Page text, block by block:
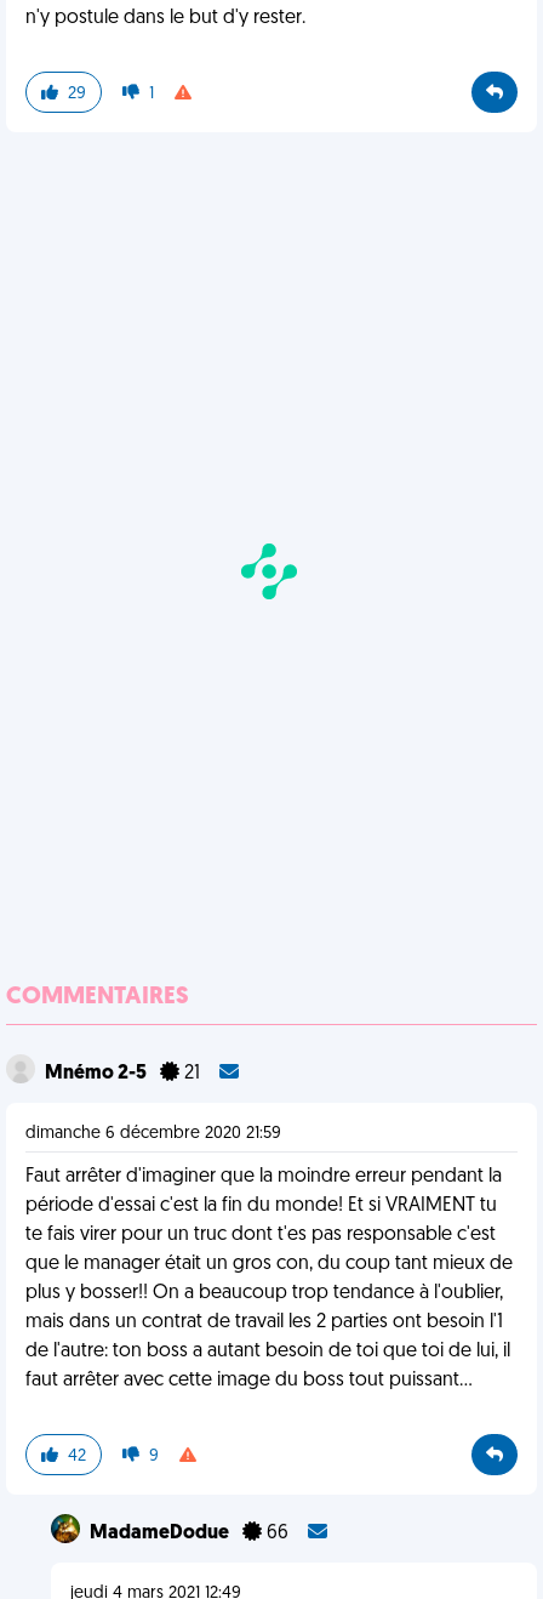
n'y postule dans le but d'y rester.
29 1
COMMENTAIRES
Mnémo 2-5 21
dimanche 6 décembre 2020 21:59
Faut arrêter d'imaginer que la moindre erreur pendant la
période d'essai c'est la fin du monde! Et si VRAIMENT tu
te fais virer pour un truc dont t'es pas responsable c'est
que le manager était un gros con, du coup tant mieux de
plus y bosser!! On a beaucoup trop tendance à l'oublier,
mais dans un contrat de travail les 2 parties ont besoin l'1
de l'autre: ton boss a autant besoin de toi que toi de lui, il
faut arrêter avec cette image du boss tout puissant...
42 9
MadameDodue 66
jeudi 4 mars 2021 12:49